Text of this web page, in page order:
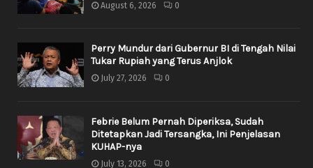
August 6, 2026 0
Perry Mundur dari Gubernur BI di Tengah Nilai
Tukar Rupiah yang Terus Anjlok
July 27, 2026 0
Febrie Belum Pernah Diperiksa, Sudah
Ditetapkan Jadi Tersangka, Ini Penjelasan
KUHAP-nya
July 13, 2026 0